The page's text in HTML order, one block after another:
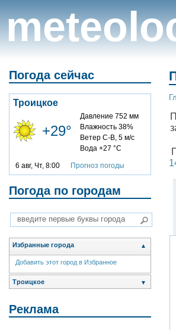
Погода сейчас
Троицкое
+29°
Давление 752 мм
Влажность 38%
Ветер С-В, 5 м/с
Вода +27 °C
6 авг, Чт, 8:00 Прогноз погоды
Погода по городам
Избранные города ▲
Добавить этот город в Избранное
Троицкое ▼
Реклама